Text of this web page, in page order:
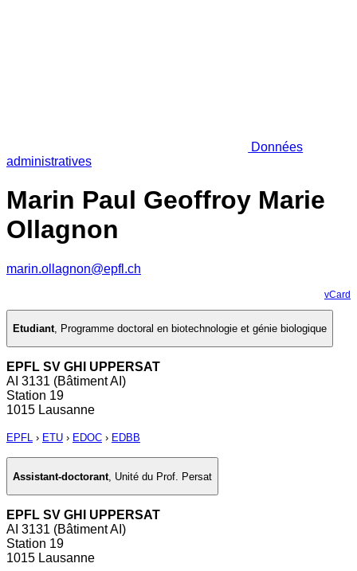
Données
administratives
Marin Paul Geoffroy Marie
Ollagnon
marin.ollagnon@epfl.ch
vCard
Etudiant, Programme doctoral en biotechnologie et génie biologique
EPFL SV GHI UPPERSAT
AI 3131 (Bâtiment AI)
Station 19
1015 Lausanne
EPFL › ETU › EDOC › EDBB
Assistant-doctorant Unité du Prof. Persat
EPFL SV GHI UPPERSAT
AI 3131 (Bâtiment AI)
Station 19
1015 Lausanne